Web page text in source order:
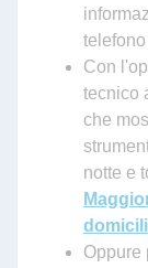
telefono
Con
tecnico
che
notte e
Oppure